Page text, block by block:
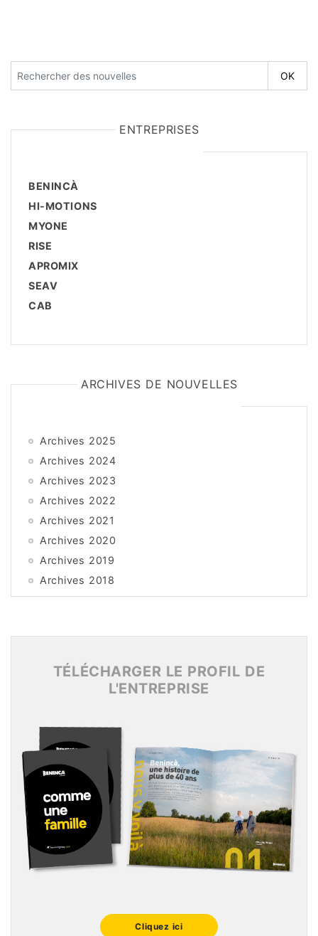
ENTREPRISES
BENINCÀ
HI-MOTIONS
MYONE
RISE
APROMIX
SEAV
CAB
ARCHIVES DE NOUVELLES
Archives 2025
Archives 2024
Archives 2023
Archives 2022
Archives 2021
Archives 2020
Archives 2019
Archives 2018
Archives 2017
Archives 2015
TÉLÉCHARGER LE PROFIL DE
L'ENTREPRISE
Cliquez ici